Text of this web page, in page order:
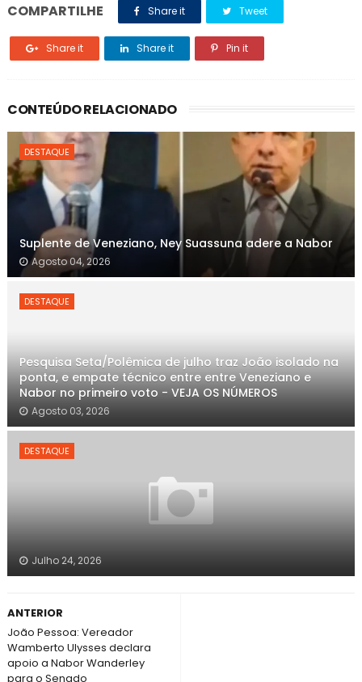
COMPARTILHE Share it Tweet
Share it Share it Pin it
CONTEÚDO RELACIONADO
DESTAQUE
Suplente de Veneziano, Ney Suassuna adere a Nabor
Agosto 04, 2026
DESTAQUE
Pesquisa Seta/Polêmica de julho traz João isolado na
ponta, e empate técnico entre entre Veneziano e
Nabor no primeiro voto - VEJA OS NÚMEROS
Agosto 03, 2026
DESTAQUE
Julho 24, 2026
ANTERIOR
João Pessoa: Vereador
Wamberto Ulysses declara
apoio a Nabor Wanderley
para o Senado